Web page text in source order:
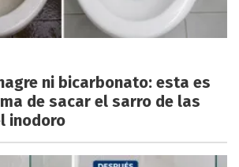
ni bicarbonato: esta es
de sacar el sarro de las
inodoro